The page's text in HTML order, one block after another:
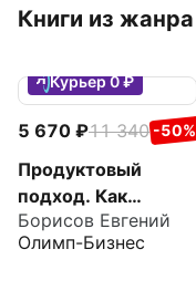
Книги из жанра
Курьер 0 ₽
5 670 11 340 -50%
Продуктовый
подход. Как
создавать
продукты, которые
Борисов Евгений
Олимп-Бизнес